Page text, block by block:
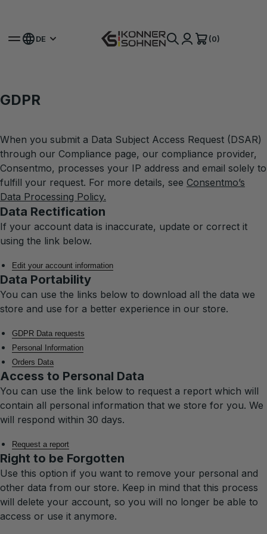
DE (0)
GDPR
When you submit a Data Subject Access Request (DSAR)
through our Compliance page, our compliance provider,
Consentmo, processes your IP address and email solely to
fulfill your request. For more details, see Consentmo’s
Data Processing Policy.
Data Rectification
If your account data is inaccurate, update or correct it
using the link below.
Edit your account information
Data Portability
You can use the links below to download all the data we
store and use for a better experience in our store.
GDPR Data requests
Personal Information
Orders Data
Access to Personal Data
You can use the link below to request a report which will
contain all personal information that we store for you. We
will respond within 30 days.
Request a report
Right to be Forgotten
Use this option if you want to remove your personal and
other data from our store. Keep in mind that this process
will delete your account, so you will no longer be able to
access or use it anymore.